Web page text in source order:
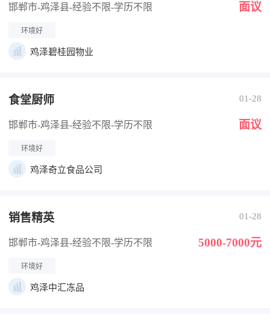
邯郸市-鸡泽县-经验不限-学历不限 面议
环境好
鸡泽碧桂园物业
食堂厨师 01-28
邯郸市-鸡泽县-经验不限-学历不限 面议
环境好
鸡泽奇立食品公司
销售精英 01-28
邯郸市-鸡泽县-经验不限-学历不限 5000-7000元
环境好
鸡泽中汇冻品